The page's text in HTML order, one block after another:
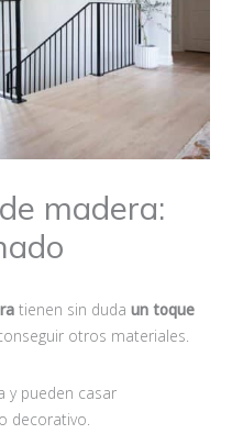
madera:
tienen sin duda un toque
otros materiales.
y pueden casar
decorativo.